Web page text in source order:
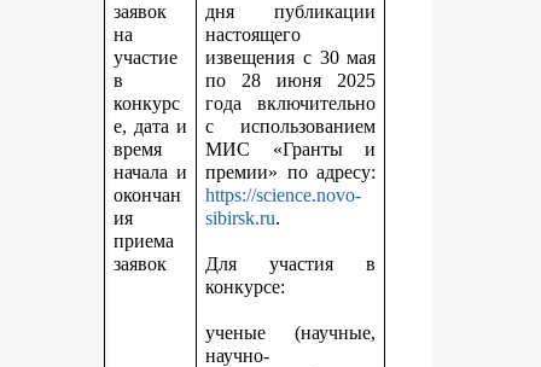
заявок
на
участие
в
конкурс
е, дата и
время
начала и
окончан
ия
приема
заявок
дня публикации
настоящего
извещения с 30 мая
по 28 июня 2025
года включительно
с использованием
МИС «Гранты и
премии» по адресу:
https://science.novo-
sibirsk.ru.
Для участия в
конкурсе:
ученые (научные,
научно-